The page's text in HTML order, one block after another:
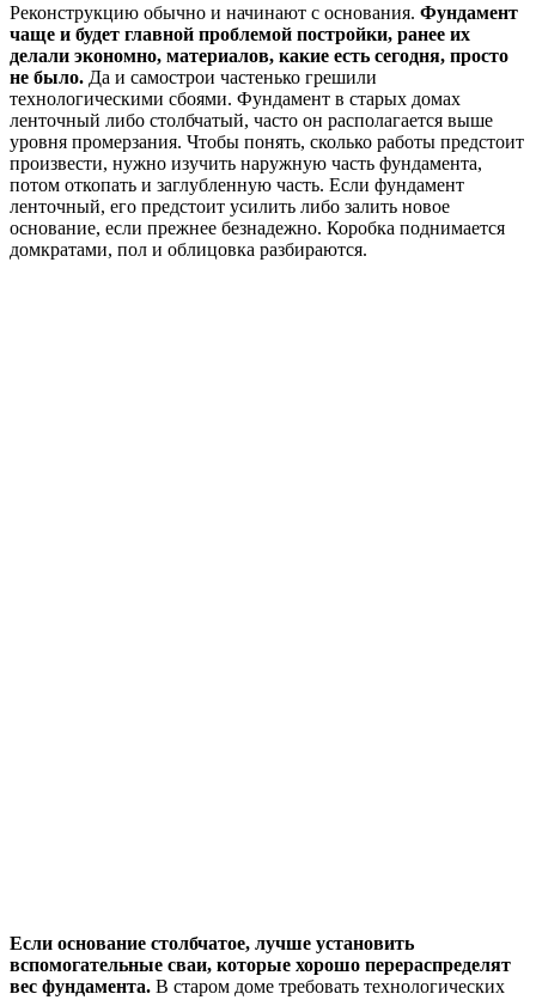
Реконструкцию обычно и начинают с основания. Фундамент
чаще и будет главной проблемой постройки, ранее их
делали экономно, материалов, какие есть сегодня, просто
не было. Да и самострои частенько грешили
технологическими сбоями. Фундамент в старых домах
ленточный либо столбчатый, часто он располагается выше
уровня промерзания. Чтобы понять, сколько работы предстоит
произвести, нужно изучить наружную часть фундамента,
потом откопать и заглубленную часть. Если фундамент
ленточный, его предстоит усилить либо залить новое
основание, если прежнее безнадежно. Коробка поднимается
домкратами, пол и облицовка разбираются.
Если основание столбчатое, лучше установить
вспомогательные сваи, которые хорошо перераспределят
вес фундамента. В старом доме требовать технологических